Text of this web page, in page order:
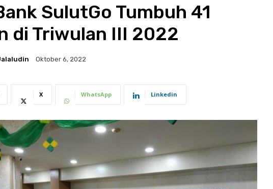
SulutGo Tumbuh 41
di Triwulan III 2022
Oktober 6, 2022
X WhatsApp Linkedin